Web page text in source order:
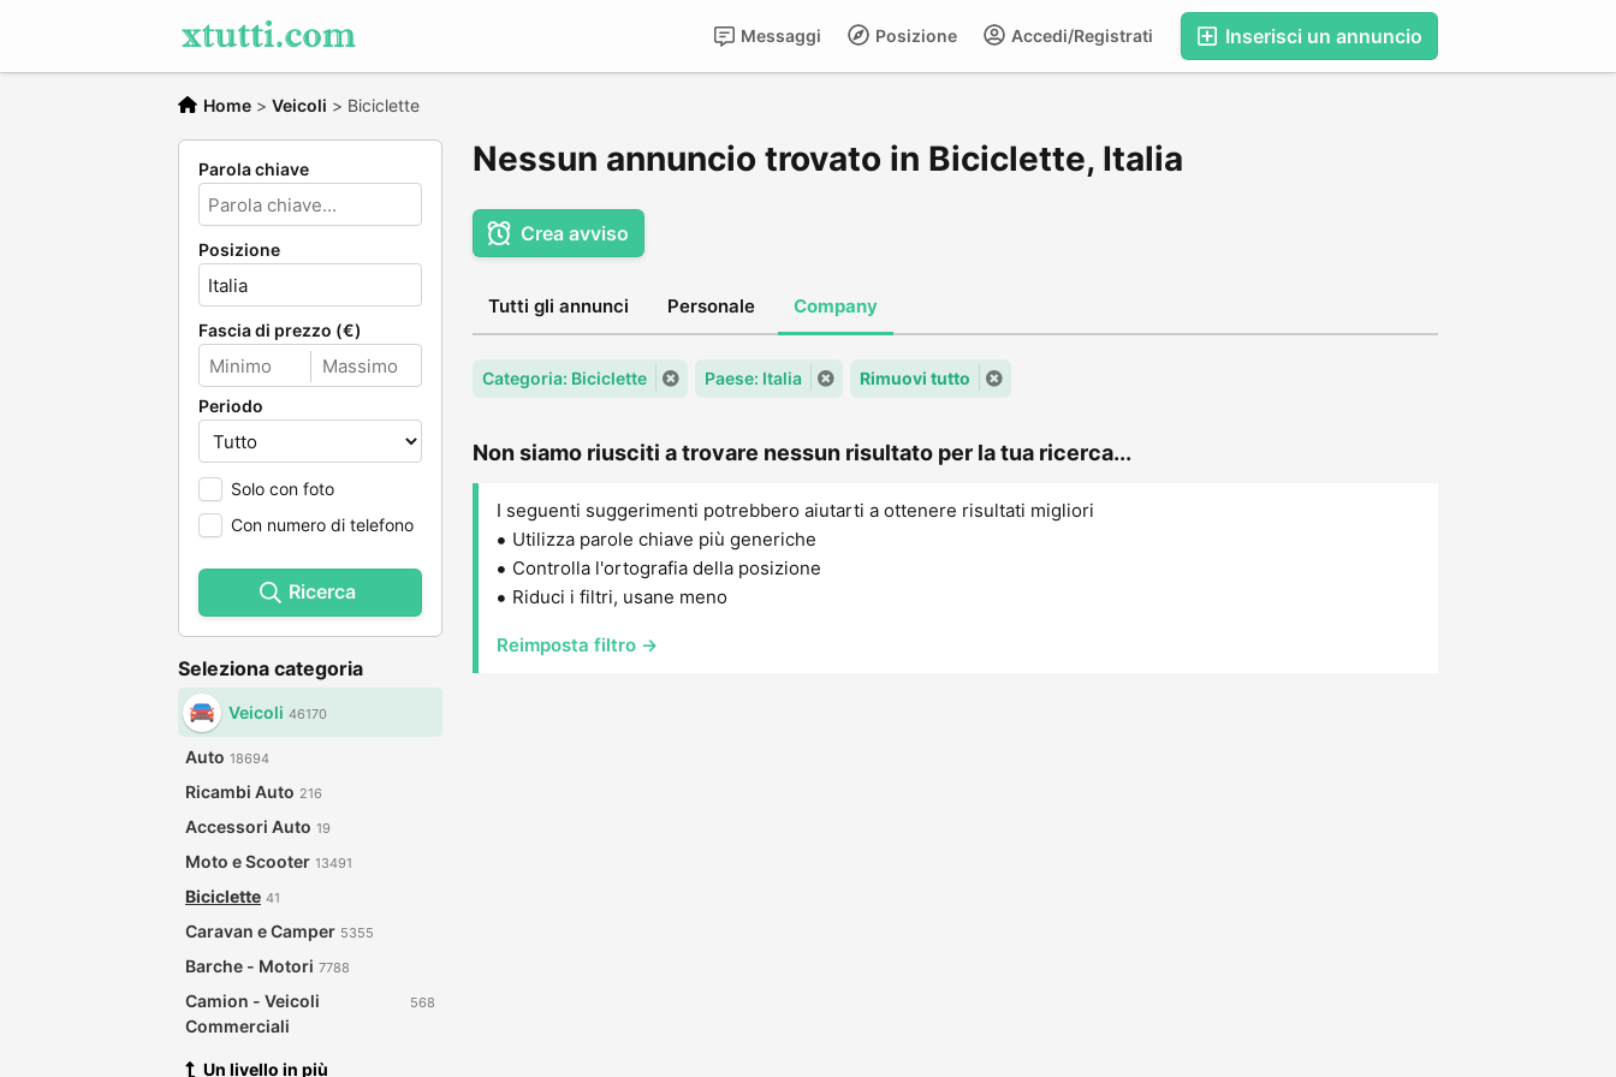
Inserisci un annuncio
Accedi/Registrati
Posizione
Messaggi
Home > Veicoli > Biciclette
Parola chiave
Posizione
Fascia di prezzo (€)
Periodo
Solo con foto
Con numero di telefono
Ricerca
Seleziona categoria
Veicoli 46170
Auto 18694
Ricambi Auto 216
Accessori Auto 19
Moto e Scooter 13491
Biciclette 41
Caravan e Camper 5355
Barche - Motori 7788
Camion - Veicoli
Commerciali
568
Un livello in più
Nessun annuncio trovato in Biciclette, Italia
Crea avviso
Tutti gli annunci Personale Company
Categoria: Biciclette Paese: Italia Rimuovi tutto
Non siamo riusciti a trovare nessun risultato per la tua ricerca...
I seguenti suggerimenti potrebbero aiutarti a ottenere risultati migliori
Utilizza parole chiave più generiche
Controlla l'ortografia della posizione
Riduci i filtri, usane meno
Reimposta filtro →